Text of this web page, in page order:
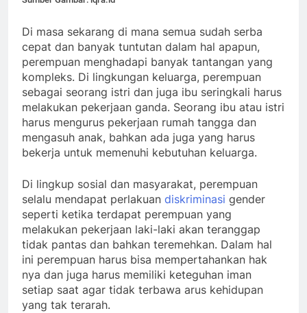
Di masa sekarang di mana semua sudah serba
cepat dan banyak tuntutan dalam hal apapun,
perempuan menghadapi banyak tantangan yang
kompleks. Di lingkungan keluarga, perempuan
sebagai seorang istri dan juga ibu seringkali harus
melakukan pekerjaan ganda. Seorang ibu atau istri
harus mengurus pekerjaan rumah tangga dan
mengasuh anak, bahkan ada juga yang harus
bekerja untuk memenuhi kebutuhan keluarga.
Di lingkup sosial dan masyarakat, perempuan
selalu mendapat perlakuan diskriminasi gender
seperti ketika terdapat perempuan yang
melakukan pekerjaan laki-laki akan teranggap
tidak pantas dan bahkan teremehkan. Dalam hal
ini perempuan harus bisa mempertahankan hak
nya dan juga harus memiliki keteguhan iman
setiap saat agar tidak terbawa arus kehidupan
yang tak terarah.